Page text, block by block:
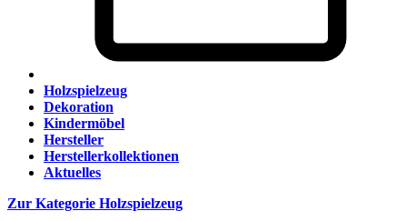
Holzspielzeug
Dekoration
Kindermöbel
Hersteller
Herstellerkollektionen
Aktuelles
Zur Kategorie Holzspielzeug